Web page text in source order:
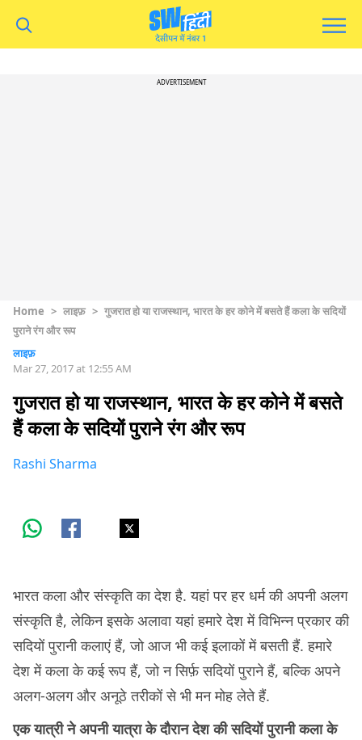
ADVERTISEMENT
Home > लाइफ़ > गुजरात हो या राजस्थान, भारत के हर कोने में बसते हैं कला के सदियों
पुराने रंग और रूप
लाइफ़
Mar 27, 2017 at 12:55 AM
गुजरात हो या राजस्थान, भारत के हर कोने में बसते
हैं कला के सदियों पुराने रंग और रूप
Rashi Sharma
भारत कला और संस्कृति का देश है. यहां पर हर धर्म की अपनी अलग
संस्कृति है, लेकिन इसके अलावा यहां हमारे देश में विभिन्न प्रकार की
सदियों पुरानी कलाएं हैं, जो आज भी कई इलाकों में बसती हैं. हमारे
देश में कला के कई रूप हैं, जो न सिर्फ़ सदियों पुराने हैं, बल्कि अपने
अलग-अलग और अनूठे तरीकों से भी मन मोह लेते हैं.
एक यात्री ने अपनी यात्रा के दौरान देश की सदियों पुरानी कला के